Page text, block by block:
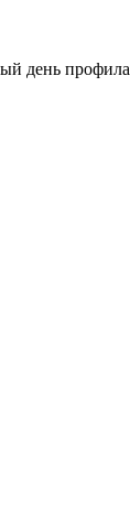
день